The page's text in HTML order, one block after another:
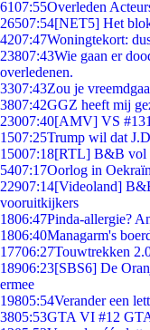
6107:55Overleden
26507:54[NET5] Het
4207:47Woningtekort:
23807:43Wie gaan er
overledenen.
3307:43Zou je
3807:42GGZ heeft mij
23007:40[AMV] VS
1507:25Trump wil dat
15007:18[RTL] B&B vol
5407:17Oorlog in
22907:14[Videoland]
vooruitkijkers
1806:47Pinda-allergie?
1806:40Managarm's
17706:27Touwtrekken
18906:23[SBS6] De
ermee
19805:54Verander een
3805:53GTA VI #12